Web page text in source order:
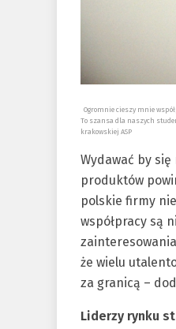
Ogromnie cieszy mnie
To szansa dla naszych
krakowskiej ASP
Wydawać by
produktów
polskie firmy
współpracy są
że wielu
za granicą –
Liderzy rynku